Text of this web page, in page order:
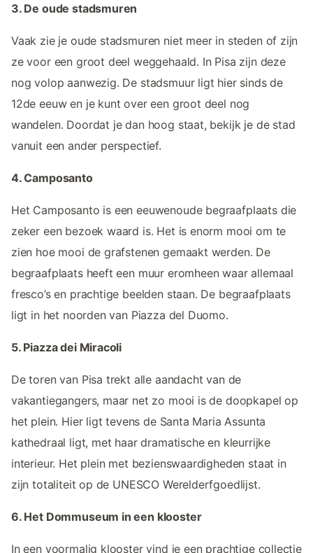
3. De oude stadsmuren
Vaak zie je oude stadsmuren niet meer in steden of zijn
ze voor een groot deel weggehaald. In Pisa zijn deze
nog volop aanwezig. De stadsmuur ligt hier sinds de
12de eeuw en je kunt over een groot deel nog
wandelen. Doordat je dan hoog staat, bekijk je de stad
vanuit een ander perspectief.
4. Camposanto
Het Camposanto is een eeuwenoude begraafplaats die
zeker een bezoek waard is. Het is enorm mooi om te
zien hoe mooi de grafstenen gemaakt werden. De
begraafplaats heeft een muur eromheen waar allemaal
fresco’s en prachtige beelden staan. De begraafplaats
ligt in het noorden van Piazza del Duomo.
5. Piazza dei Miracoli
De toren van Pisa trekt alle aandacht van de
vakantiegangers, maar net zo mooi is de doopkapel op
het plein. Hier ligt tevens de Santa Maria Assunta
kathedraal ligt, met haar dramatische en kleurrijke
interieur. Het plein met bezienswaardigheden staat in
zijn totaliteit op de UNESCO Werelderfgoedlijst.
6. Het Dommuseum in een klooster
In een voormalig klooster vind je een prachtige collectie